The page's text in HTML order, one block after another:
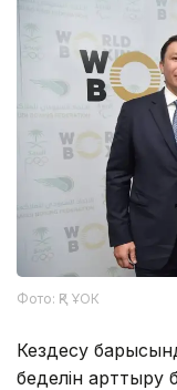
Фото: ҚР ҰОК
Кездесу
беделін